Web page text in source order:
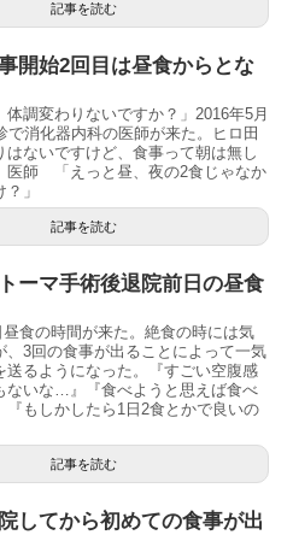
記事を読む
開始2回目は昼食からとな
体調変わりないですか？」2016年5月
で消化器内科の医師が来た。ヒロ田
はないですけど、食事って朝は無し
医師 「えっと昼、夜の2食じゃなか
」
記事を読む
ーマ手術後退院前日の昼食
食の時間が来た。絶食の時には気
、3回の食事が出ることによって一気
送るようになった。『すごい空腹感
ないな…』『食べようと思えば食べ
もしかしたら1日2食とかで良いの
記事を読む
してから初めての食事が出